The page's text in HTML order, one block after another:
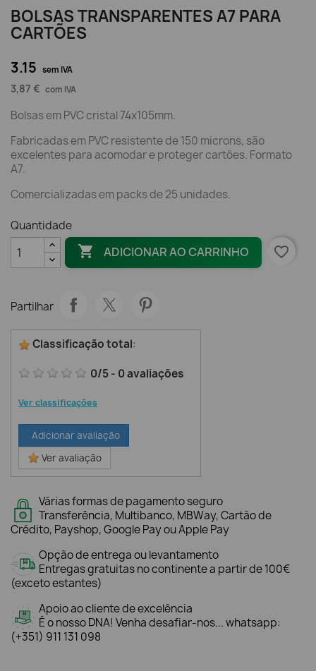
BOLSAS TRANSPARENTES A7 PARA
CARTÕES
3.15 sem IVA
3,87 € com IVA
Bolsas em PVC cristal 74x105mm.
Fabricadas em PVC resistente de 150 microns, são
excelentes para acomodar e proteger cartões. Formato
A7.
Comercializadas em packs de 25 unidades.
Quantidade
 ADICIONAR AO CARRINHO favorite_border
Partilhar
Classificação total:
0/5- 0avaliações
Ver classificações
Adicionar avaliação
Ver avaliação
Várias formas de pagamento seguro
Transferência, Multibanco, MBWay, Cartão de
Crédito, Payshop, Google Pay ou Apple Pay
Opção de entrega ou levantamento
Entregas gratuitas no continente a partir de 100€
(exceto estantes)
Apoio ao cliente de excelência
É o nosso DNA! Venha desafiar-nos... whatsapp:
(+351) 911 131 098